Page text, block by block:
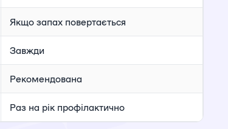
Якщо запах повертається
Завжди
Рекомендована
Раз на рік профілактично